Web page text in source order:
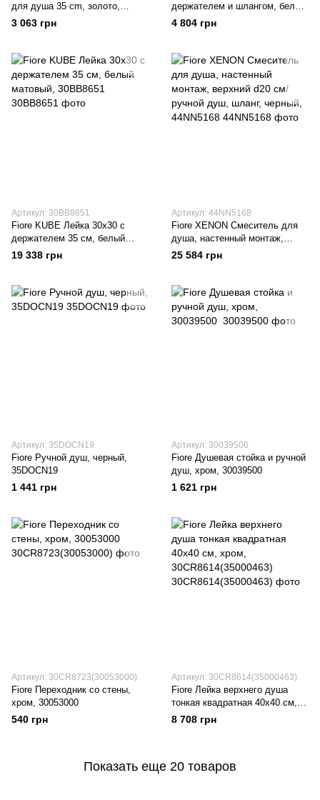
для душа 35 cm, золото,
35BR00O2
3 063 грн
держателем и шлангом, белый
матовый, 30BB8785
4 804 грн
Артикул: 30BB8651
Fiore KUBE Лейка 30х30 с
держателем 35 см, белый
матовый, 30BB8651
19 338 грн
Артикул: 44NN5168
Fiore XENON Смеситель для
душа, настенный монтаж,
верхний d20 см/ручной душ,
шланг, черный, 44NN5168
25 584 грн
Артикул: 35DOCN19
Fiore Ручной душ, черный,
35DOCN19
1 441 грн
Артикул: 30039500
Fiore Душевая стойка и ручной
душ, хром, 30039500
1 621 грн
Артикул: 30CR8723(30053000)
Fiore Переходник со стены,
хром, 30053000
540 грн
Артикул: 30CR8614(35000463)
Fiore Лейка верхнего душа
тонкая квадратная 40х40 см,
хром, 30CR8614(35000463)
8 708 грн
Показать еще 20 товаров